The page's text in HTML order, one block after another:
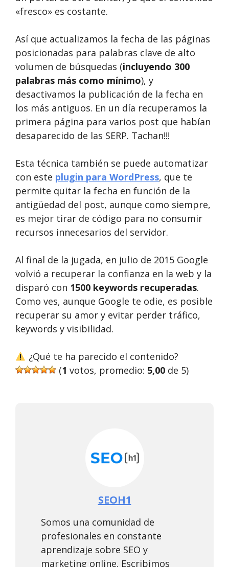
«fresco» es costante.
Así que actualizamos la fecha de las páginas
posicionadas para palabras clave de alto
volumen de búsquedas (incluyendo 300
palabras más como mínimo), y
desactivamos la publicación de la fecha en
los más antiguos. En un día recuperamos la
primera página para varios post que habían
desaparecido de las SERP. Tachan!!!
Esta técnica también se puede automatizar
con este plugin para WordPress, que te
permite quitar la fecha en función de la
antigüedad del post, aunque como siempre,
es mejor tirar de código para no consumir
recursos innecesarios del servidor.
Al final de la jugada, en julio de 2015 Google
volvió a recuperar la confianza en la web y la
disparó con 1500 keywords recuperadas.
Como ves, aunque Google te odie, es posible
recuperar su amor y evitar perder tráfico,
keywords y visibilidad.
¿Qué te ha parecido el contenido?
(1 votos, promedio: 5,00 de 5)
SEOH1
Somos una comunidad de
profesionales en constante
aprendizaje sobre SEO y
marketing online. Escribimos